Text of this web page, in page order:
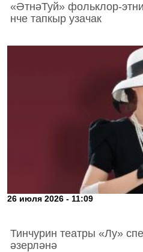
«ӘтнәТуй» фольклор-
нче тапкыр узачак
26 июля 2026 - 11:09
Тинчурин театры «Лу»
әзерләнә